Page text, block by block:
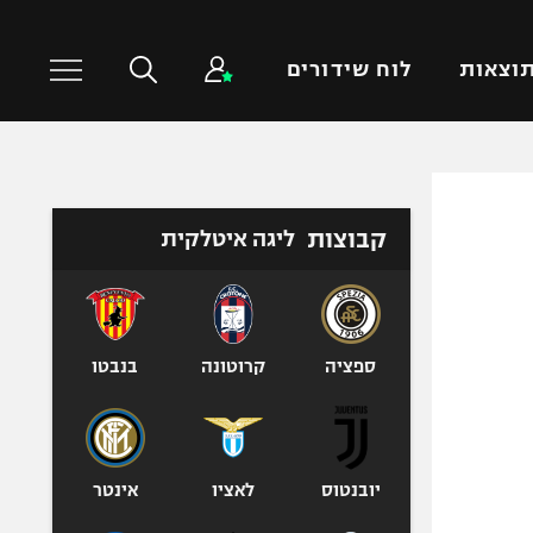
תוצאות לוח שידורים
טניס
כדורעף
אגרוף
ספורט אולימפי
קבוצות ליגה איטלקית
ספציה קרוטונה בנבטו
יובנטוס לאציו אינטר